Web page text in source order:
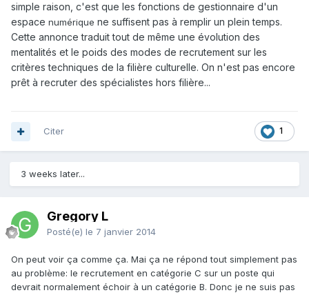
simple raison, c'est que les fonctions de gestionnaire d'un
espace numérique ne suffisent pas à remplir un plein temps.
Cette annonce traduit tout de même une évolution des
mentalités et le poids des modes de recrutement sur les
critères techniques de la filière culturelle. On n'est pas encore
prêt à recruter des spécialistes hors filière...
1
Citer
3 weeks later...
Gregory L
Posté(e) le 7 janvier 2014
On peut voir ça comme ça. Mai ça ne répond tout simplement pas
au problème: le recrutement en catégorie C sur un poste qui
devrait normalement échoir à un catégorie B. Donc je ne suis pas